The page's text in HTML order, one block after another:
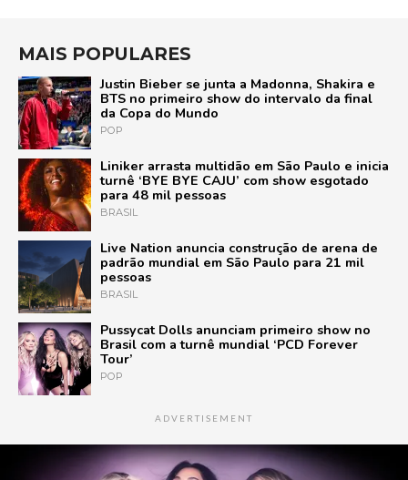
MAIS POPULARES
Justin Bieber se junta a Madonna, Shakira e
BTS no primeiro show do intervalo da final
da Copa do Mundo
POP
Liniker arrasta multidão em São Paulo e inicia
turnê ‘BYE BYE CAJU’ com show esgotado
para 48 mil pessoas
BRASIL
Live Nation anuncia construção de arena de
padrão mundial em São Paulo para 21 mil
pessoas
BRASIL
Pussycat Dolls anunciam primeiro show no
Brasil com a turnê mundial ‘PCD Forever
Tour’
POP
ADVERTISEMENT